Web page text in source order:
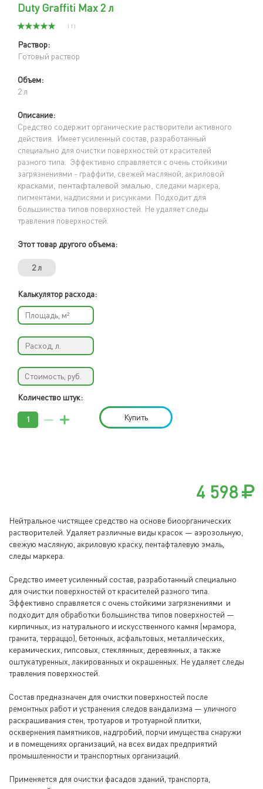
Duty Graffiti Max 2 л
( 1 )
Раствор:
Готовый раствор
Объем:
2 л
Описание:
Средство содержит органические растворители активного
действия. Имеет усиленный состав, разработанный
специально для очистки поверхностей от красителей
разного типа. Эффективно справляется с очень стойкими
загрязнениями - граффити, свежей масляной, акриловой
красками, пентафталевой эмалью, следами маркера,
пигментами, надписями и рисунками. Подходит для
большинства типов поверхностей. Не удаляет следы
травления поверхностей.
Этот товар другого объема:
2 л
Калькулятор расхода:
Количество штук:
Купить
4 598
Нейтральное чистящее средство на основе биоорганических
растворителей. Удаляет различные виды красок — аэрозольную,
свежую масляную, акриловую краску, пентафталевую эмаль,
следы маркера.
Средство имеет усиленный состав, разработанный специально
для очистки поверхностей от красителей разного типа.
Эффективно справляется с очень стойкими загрязнениями и
подходит для обработки большинства типов поверхностей —
кирпичных, из натурального и искусственного камня (мрамора,
гранита, терраццо), бетонных, асфальтовых, металлических,
керамических, гипсовых, стеклянных, деревянных, а также
оштукатуренных, лакированных и окрашенных. Не удаляет следы
травления поверхностей.
Состав предназначен для очистки поверхностей после
ремонтных работ и устранения следов вандализма — уличного
раскрашивания стен, тротуаров и тротуарной плитки,
осквернения памятников, надгробий, порчи имущества снаружи
и в помещениях организаций, на всех видах предприятий
промышленности и транспортных организаций.
Применяется для очистки фасадов зданий, транспорта,